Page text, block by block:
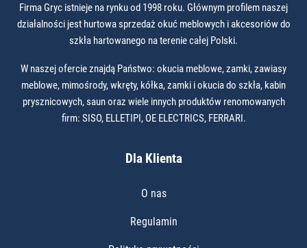
Firma Gryc istnieje na rynku od 1998 roku. Głównym profilem naszej
działalności jest hurtowa sprzedaż okuć meblowych i akcesoriów do
szkła hartowanego na terenie całej Polski.
W naszej ofercie znajdą Państwo: okucia meblowe, zamki, zawiasy
meblowe, mimośrody, wkręty, kółka, zamki i okucia do szkła, kabin
prysznicowych, saun oraz wiele innych produktów renomowanych
firm: SISO, ELLETIPI, OE ELECTRICS, FERRARI.
Dla Klienta
O nas
Regulamin